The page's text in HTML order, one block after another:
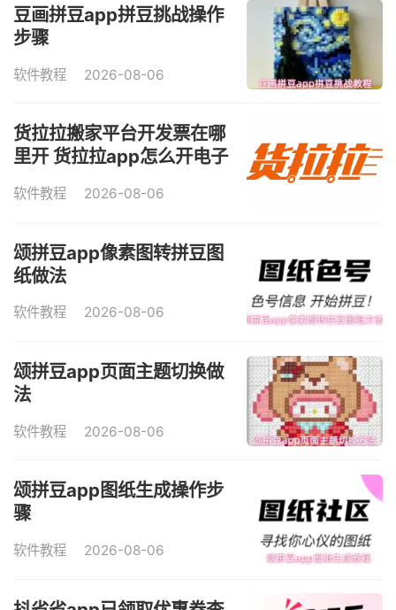
豆画拼豆app拼豆挑战操作
步骤
软件教程 2026-08-06
货拉拉搬家平台开发票在哪
里开 货拉拉app怎么开电子
软件教程 2026-08-06
颂拼豆app像素图转拼豆图
纸做法
软件教程 2026-08-06
颂拼豆app页面主题切换做
法
软件教程 2026-08-06
颂拼豆app图纸生成操作步
骤
软件教程 2026-08-06